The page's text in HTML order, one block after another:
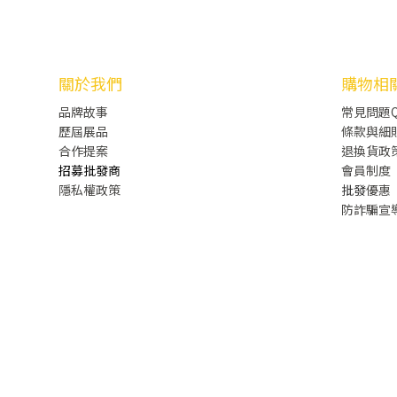
關於我們
品牌故事
歷屆展品
合作提案
招募批發商
隱私權政策
購物相
常見問題
條款與細
退換貨政
會員制度
批發優惠
防詐騙宣